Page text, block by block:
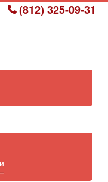
(812) 325-09-31